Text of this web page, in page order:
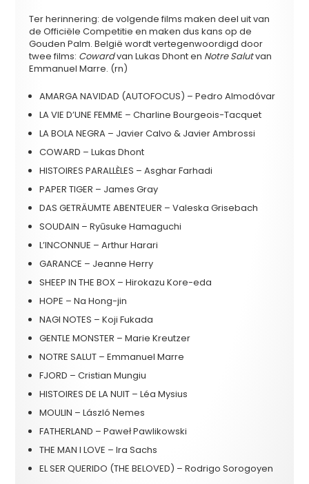
Ter herinnering: de volgende films maken deel uit van
de Officiële Competitie en maken dus kans op de
Gouden Palm. België wordt vertegenwoordigd door
twee films: Cowardvan Lukas Dhont en Notre Salutvan
Emmanuel Marre. (rn)
AMARGA NAVIDAD (AUTOFOCUS) – Pedro Almodóvar
LA VIE D’UNE FEMME – Charline Bourgeois-Tacquet
LA BOLA NEGRA – Javier Calvo & Javier Ambrossi
COWARD – Lukas Dhont
HISTOIRES PARALLÈLES – Asghar Farhadi
PAPER TIGER – James Gray
DAS GETRÄUMTE ABENTEUER – Valeska Grisebach
SOUDAIN – Ryūsuke Hamaguchi
L’INCONNUE – Arthur Harari
GARANCE – Jeanne Herry
SHEEP IN THE BOX – Hirokazu Kore-eda
HOPE – Na Hong-jin
NAGI NOTES – Koji Fukada
GENTLE MONSTER – Marie Kreutzer
NOTRE SALUT – Emmanuel Marre
FJORD – Cristian Mungiu
HISTOIRES DE LA NUIT – Léa Mysius
MOULIN – László Nemes
FATHERLAND – Paweł Pawlikowski
THE MAN I LOVE – Ira Sachs
EL SER QUERIDO (THE BELOVED) – Rodrigo Sorogoyen